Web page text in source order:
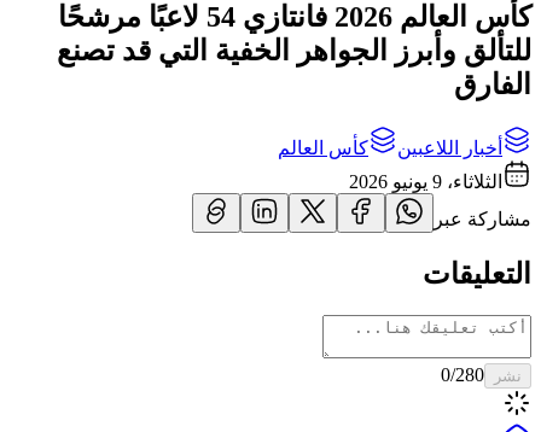
كأس العالم 2026 فانتازي 54 لاعبًا مرشحًا
للتألق وأبرز الجواهر الخفية التي قد تصنع
الفارق
أخبار اللاعبين
كأس العالم
الثلاثاء، 9 يونيو 2026
مشاركة عبر
التعليقات
نشر 0/280